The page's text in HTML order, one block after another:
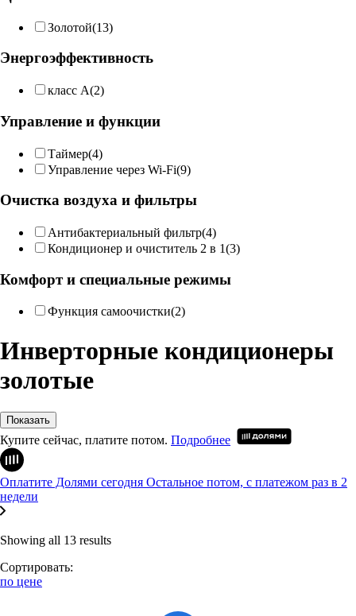
Золотой(13)
Энергоэффективность
класс A(2)
Управление и функции
Таймер(4)
Управление через Wi-Fi(9)
Очистка воздуха и фильтры
Антибактериальный фильтр(4)
Кондиционер и очиститель 2 в 1(3)
Комфорт и специальные режимы
Функция самоочистки(2)
Инверторные кондиционеры
золотые
Показать
Купите сейчас, платите потом. Подробнее
Оплатите Долями сегодня Остальное потом, с платежом раз в 2
недели
Showing all 13 results
Сортировать:
по цене